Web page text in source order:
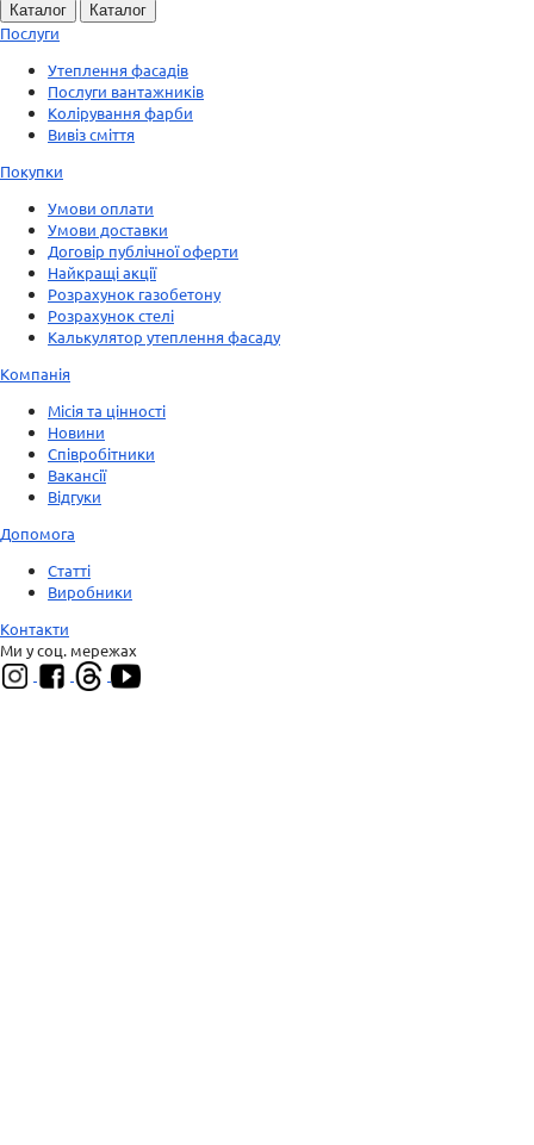
Каталог Каталог
Послуги
Утеплення фасадів
Послуги вантажників
Колірування фарби
Вивіз сміття
Покупки
Умови оплати
Умови доставки
Договір публічної оферти
Найкращі акції
Розрахунок газобетону
Розрахунок стелі
Калькулятор утеплення фасаду
Компанія
Місія та цінності
Новини
Співробітники
Вакансії
Відгуки
Допомога
Статті
Виробники
Контакти
Ми у соц. мережах